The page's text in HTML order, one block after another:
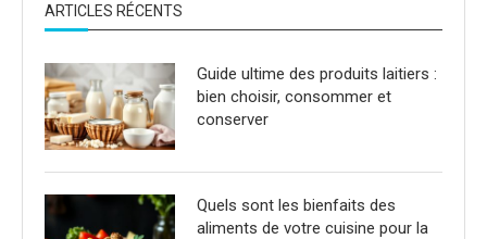
ARTICLES RÉCENTS
Guide ultime des produits laitiers :
bien choisir, consommer et
conserver
Quels sont les bienfaits des
aliments de votre cuisine pour la